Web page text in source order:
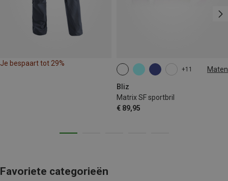
Je bespaart tot 29%
+11 Maten
Bliz
Matrix SF sportbril
€ 89,95
ONE SIZE
Favoriete categorieën